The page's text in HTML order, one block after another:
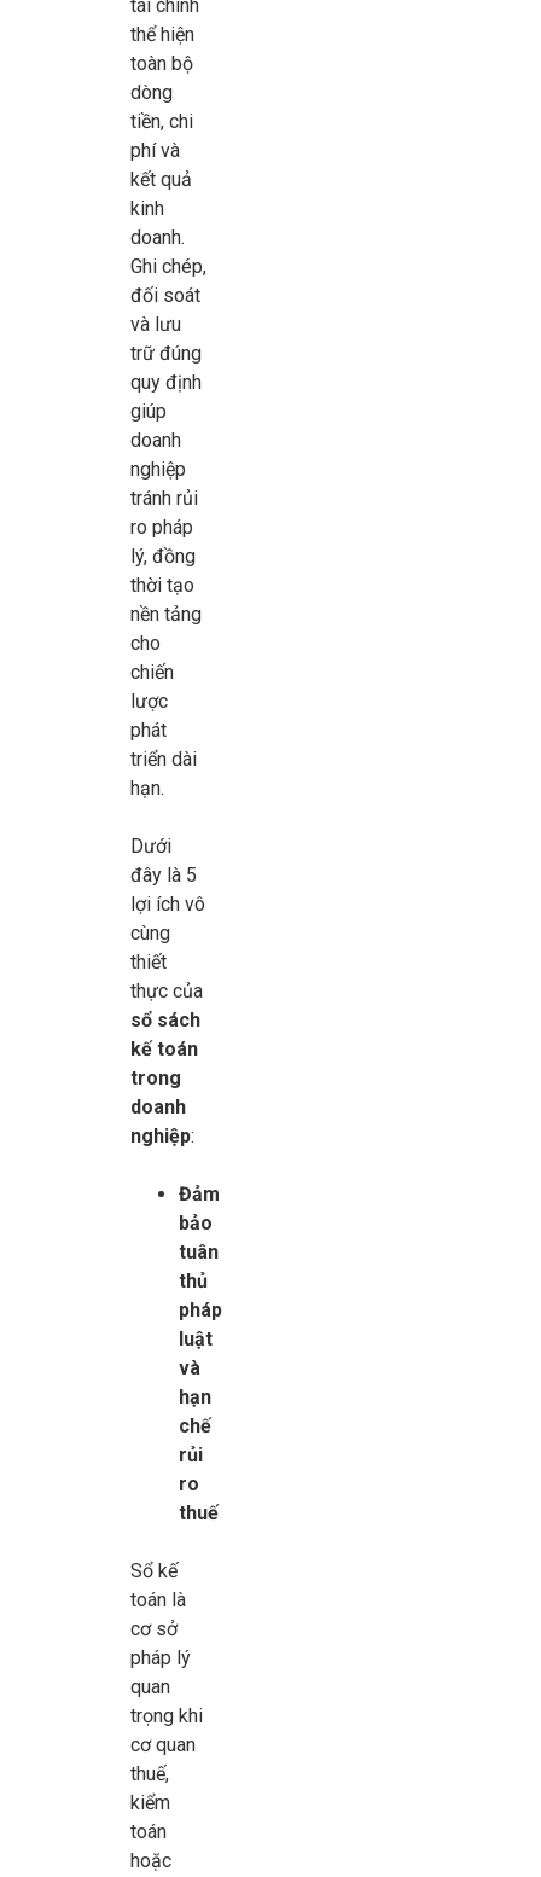
tài chính
thể hiện
toàn bộ
dòng
tiền, chi
phí và
kết quả
kinh
doanh.
Ghi chép,
đối soát
và lưu
trữ đúng
quy định
giúp
doanh
nghiệp
tránh rủi
ro pháp
lý, đồng
thời tạo
nền tảng
cho
chiến
lược
phát
triển dài
hạn.
Dưới
đây là 5
lợi ích vô
cùng
thiết
thực của
sổ sách
kế toán
trong
doanh
nghiệp:
Đảm
bảo
tuân
thủ
pháp
luật
và
hạn
chế
rủi
ro
thuế
Sổ kế
toán là
cơ sở
pháp lý
quan
trọng khi
cơ quan
thuế,
kiểm
toán
hoặc